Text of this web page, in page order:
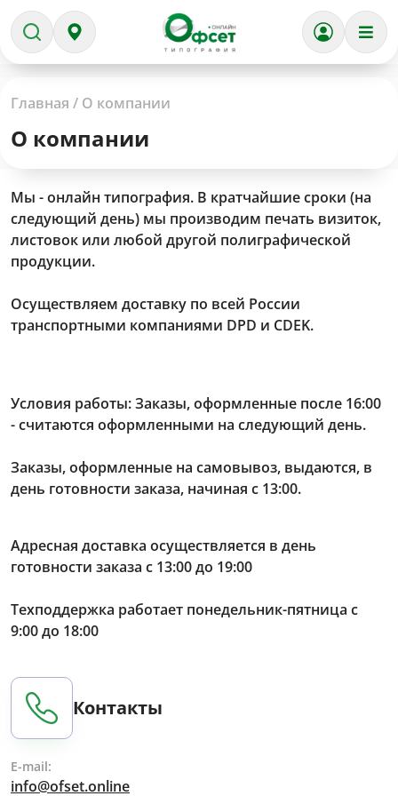
Главная / О компании
О компании
Мы - онлайн типография. В кратчайшие сроки (на
следующий день) мы производим печать визиток,
листовок или любой другой полиграфической
продукции.
Осуществляем доставку по всей России
транспортными компаниями DPD и СDEK.
Условия работы: Заказы, оформленные после 16:00
- считаются оформленными на следующий день.
Заказы, оформленные на самовывоз, выдаются, в
день готовности заказа, начиная с 13:00.
Адресная доставка осуществляется в день
готовности заказа с 13:00 до 19:00
Техподдержка работает понедельник-пятница с
9:00 до 18:00
Контакты
E-mail:
info@ofset.online